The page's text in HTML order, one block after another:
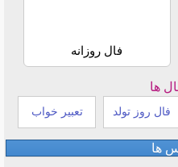
فال روزانه
ها
فال روز تولد تعبیر خواب
ها